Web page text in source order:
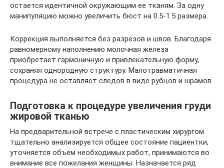
остается идентичной окружающим ее тканям. За одну
манипуляцию можно увеличить бюст на 0.5-1.5 размера.
Коррекция выполняется без разрезов и швов. Благодаря
равномерному наполнению молочная железа
приобретает гармоничную и привлекательную форму,
сохраняя однородную структуру. Малотравматичная
процедура не оставляет следов в виде рубцов и шрамов.
Подготовка к процедуре увеличения груди
жировой тканью
На предварительной встрече с пластическим хирургом
тщательно анализируется общее состояние пациентки,
уточняется объём необходимых работ, принимаются во
внимание все пожелания женщины. Назначается ряд